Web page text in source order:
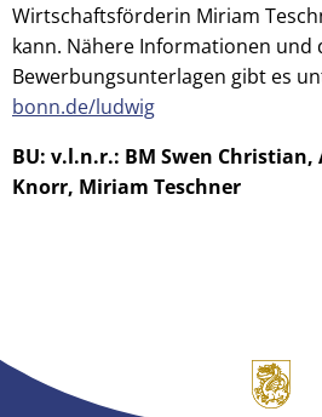
Wirtschaftsförderin Miriam
kann. Nähere Informationen und
Bewerbungsunterlagen gibt es
bonn.de/ludwig
BU: v.l.n.r.: BM Swen
Knorr, Miriam Teschner